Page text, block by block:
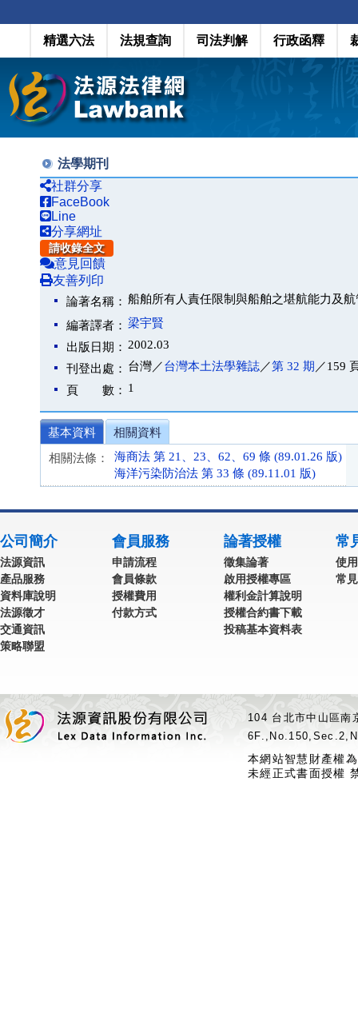
精選六法 法規查詢 司法判解 行政函釋
法學期刊
社群分享
FaceBook
Line
分享網址
請收錄全文
意見回饋
友善列印
論著名稱： 船舶所有人責任限制與船舶之堪航能力及
編著譯者： 梁宇賢
出版日期： 2002.03
刊登出處： 台灣／台灣本土法學雜誌／第 32 期 ／159
頁 數： 1
基本資料
相關資料
相關法條：
海商法 第 21、23、62、69 條 (89.01.26 版)
海洋污染防治法 第 33 條 (89.11.01 版)
公司簡介
法源資訊
產品服務
資料庫說明
法源徵才
交通資訊
策略聯盟
會員服務
申請流程
會員條款
授權費用
付款方式
論著授權
徵集論著
啟用授權專區
權利金計算說明
授權合約書下載
投稿基本資料表
常
使
常
104 台北市中山區
本網站智慧財產權
未經正式書面授權